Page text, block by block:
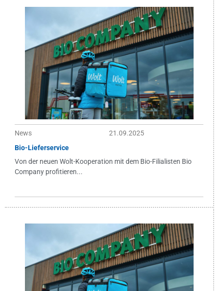
News
21.09.2025
Bio-Lieferservice
Von der neuen Wolt-Kooperation mit dem Bio-Filialisten Bio
Company profitieren...